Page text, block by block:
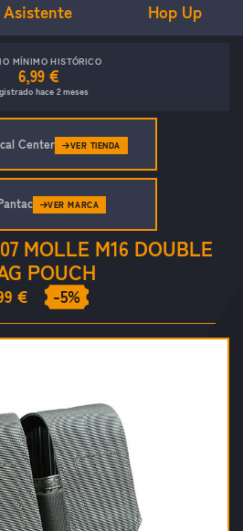
Asistente Hop Up
MÍNIMO HISTÓRICO
6,99 €
hace 2 meses
Center VER TIENDA
MOLLE M16 DOUBLE
POUCH
€ -5%
VER MARCA